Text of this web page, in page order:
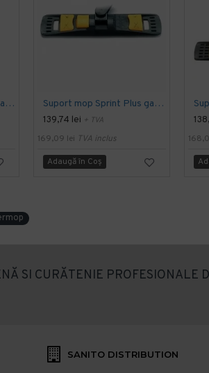
Carucior Vermop tip Aquva, 2*17L cu storcator Suport mop Sprint Plus galben 50 cm Vermop
139,74 lei + TVA
169,09 lei TVA inclus
Adaugă în Coş
SI CURĂTENIE PROFESIONALE
SANITO DISTRIBUTION